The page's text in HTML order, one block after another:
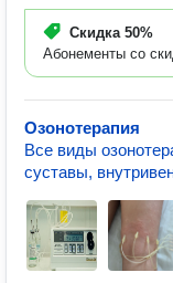
Скидка 50%
Абонементы со
Озонотерапия
Все виды
суставы,